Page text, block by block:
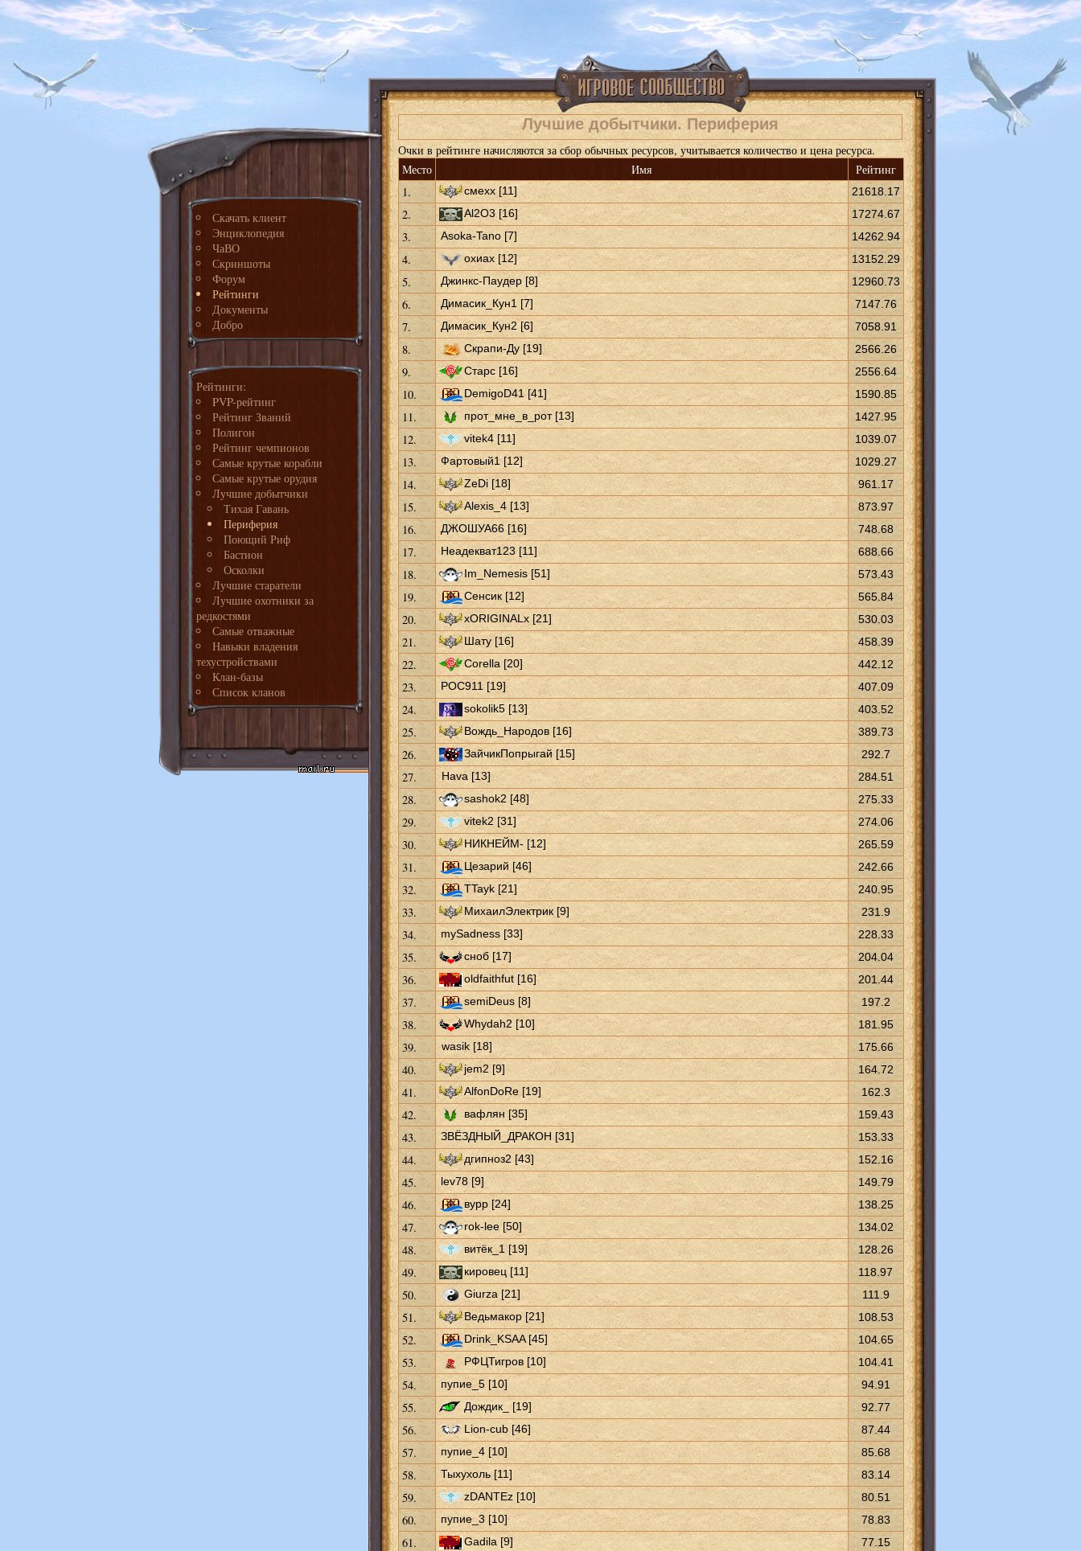
Скачать клиент
Энциклопедия
ЧаВО
Скриншоты
Форум
Рейтинги
Документы
Добро
Рейтинги:
PVP-рейтинг
Рейтинг Званий
Полигон
Рейтинг чемпионов
Самые крутые корабли
Самые крутые орудия
Лучшие добытчики
Тихая Гавань
Периферия
Поющий Риф
Бастион
Осколки
Лучшие старатели
Лучшие охотники за
редкостями
Самые отважные
Навыки владения
техустройствами
Клан-базы
Список кланов
Лучшие добытчики. Периферия
Очки в рейтинге начисляются за сбор обычных ресурсов, учитывается количество и цена ресурса.
Место
Имя
Рейтинг
1.
смехх [11] 21618.17
2. Al2O3 [16] 17274.67
3. Asoka-Tano [7] 14262.94
4. охиах [12] 13152.29
5. Джинкс-Паудер [8] 12960.73
6. Димасик_Кун1 [7] 7147.76
7. Димасик_Кун2 [6] 7058.91
8. Скрапи-Ду [19] 2566.26
9. Старс [16] 2556.64
10. DemigoD41 [41] 1590.85
11. прот_мне_в_рот [13] 1427.95
12. vitek4 [11] 1039.07
13. Фартовый1 [12] 1029.27
14. ZeDi [18] 961.17
15. Alexis_4 [13] 873.97
16. ДЖОШУА66 [16] 748.68
17. Неадекват123 [11] 688.66
18. Im_Nemesis [51] 573.43
19. Сенсик [12] 565.84
20. xORIGINALx [21] 530.03
21. Шату [16] 458.39
22. Corella [20] 442.12
23. POC911 [19] 407.09
24. sokolik5 [13] 403.52
25. Вождь_Народов [16] 389.73
26. ЗайчикПопрыгай [15] 292.7
27. Hava [13] 284.51
28. sashok2 [48] 275.33
29. vitek2 [31] 274.06
30. НИКНЕЙМ- [12] 265.59
31. Цезарий [46] 242.66
32. TTayk [21] 240.95
33. МихаилЭлектрик [9] 231.9
34. mySadness [33] 228.33
35. сноб [17] 204.04
36. oldfaithfut [16] 201.44
37. semiDeus [8] 197.2
38. Whydah2 [10] 181.95
39. wasik [18] 175.66
40. jem2 [9] 164.72
41. AlfonDoRe [19] 162.3
42. вафлян [35] 159.43
43. ЗВЁЗДНЫЙ_ДРАКОН [31] 153.33
44. дгипноз2 [43] 152.16
45. lev78 [9] 149.79
46. вурр [24] 138.25
47. rok-lee [50] 134.02
48. витёк_1 [19] 128.26
49. кировец [11] 118.97
50. Giurza [21] 111.9
51. Ведьмакор [21] 108.53
52. Drink_KSAA [45] 104.65
53. РФЦТигров [10] 104.41
54. пупие_5 [10] 94.91
55. Дождик_ [19] 92.77
56. Lion-cub [46] 87.44
57. пупие_4 [10] 85.68
58. Тыхухоль [11] 83.14
59. zDANTEz [10] 80.51
60. пупие_3 [10] 78.83
61. Gadila [9] 77.15